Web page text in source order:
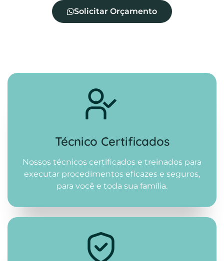
Solicitar Orçamento
Técnico Certificados
Nossos técnicos certificados e treinados para
executar procedimentos eficazes e seguros,
para você e toda sua família.